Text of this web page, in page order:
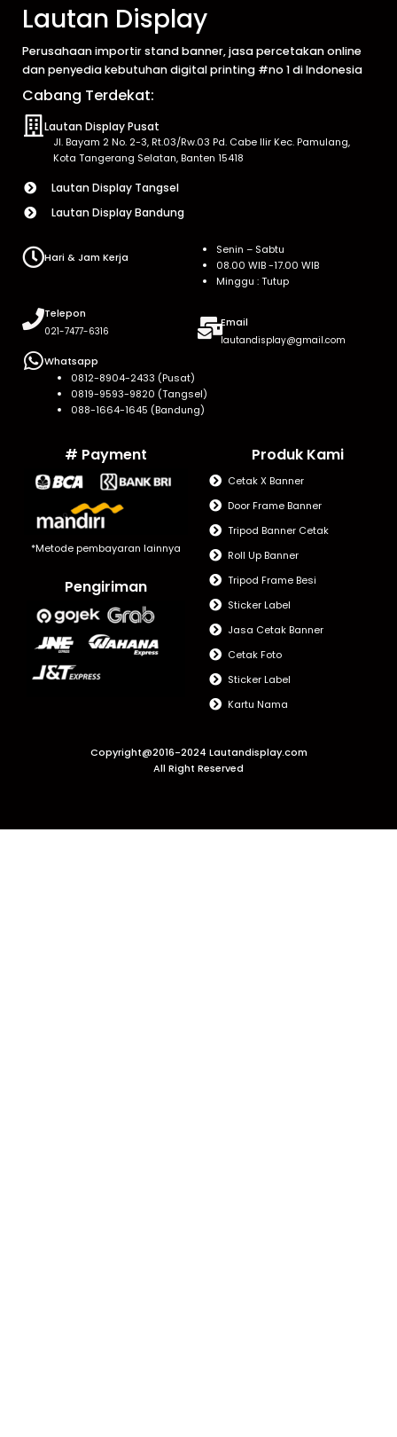
Lautan Display
Perusahaan importir stand banner, jasa percetakan online
dan penyedia kebutuhan digital printing #no 1 di Indonesia
Cabang Terdekat:
Lautan Display Pusat
Jl. Bayam 2 No. 2-3, Rt.03/Rw.03 Pd. Cabe Ilir Kec. Pamulang,
Kota Tangerang Selatan, Banten 15418
Lautan Display Tangsel
Lautan Display Bandung
Hari & Jam Kerja
Senin – Sabtu
08.00 WIB -17.00 WIB
Minggu : Tutup
Telepon
021-7477-6316
Email
lautandisplay@gmail.com
Whatsapp
0812-8904-2433 (Pusat)
0819-9593-9820 (Tangsel)
088-1664-1645 (Bandung)
# Payment
*Metode pembayaran lainnya
Pengiriman
Produk Kami
Cetak X Banner
Door Frame Banner
Tripod Banner Cetak
Roll Up Banner
Tripod Frame Besi
Sticker Label
Jasa Cetak Banner
Cetak Foto
Sticker Label
Kartu Nama
Copyright@2016-2024 Lautandisplay.com
All Right Reserved